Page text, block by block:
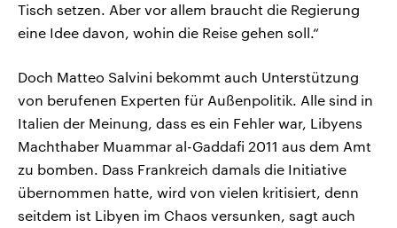
Tisch setzen. Aber vor allem braucht die Regierung
eine Idee davon, wohin die Reise gehen soll.“
Doch Matteo Salvini bekommt auch Unterstützung
von berufenen Experten für Außenpolitik. Alle sind in
Italien der Meinung, dass es ein Fehler war, Libyens
Machthaber Muammar al-Gaddafi 2011 aus dem Amt
zu bomben. Dass Frankreich damals die Initiative
übernommen hatte, wird von vielen kritisiert, denn
seitdem ist Libyen im Chaos versunken, sagt auch